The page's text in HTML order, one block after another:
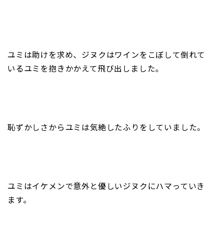
ユミは助けを求め、ジヌクはワインをこぼして倒れて
いるユミを抱きかかえて飛び出しました。
恥ずかしさからユミは気絶したふりをしていました。
ユミはイケメンで意外と優しいジヌクにハマっていき
ます。